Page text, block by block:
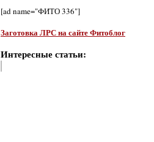
[ad name="ФИТО 336"]
Заготовка ЛРС на сайте Фитоблог
Интересные статьи: